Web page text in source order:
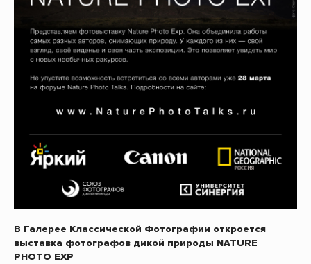
В Галерее Классической Фотографии откроется
выставка фотографов дикой природы NATURE
PHOTO EXP